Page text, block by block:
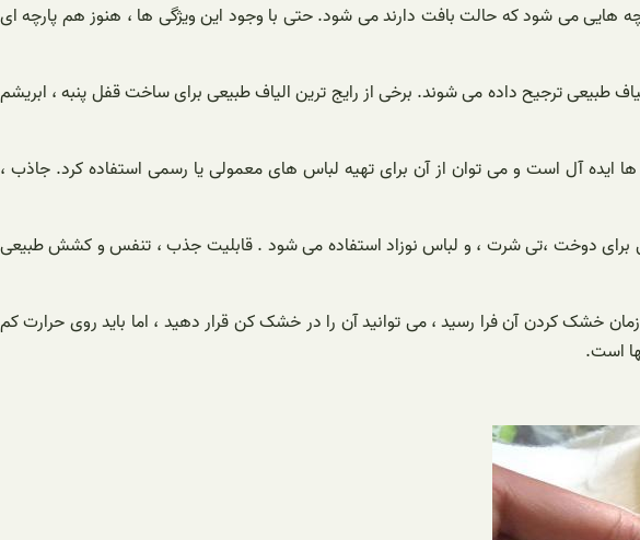
هایی می شود که حالت بافت دارند می شود. حتی با وجود این ویژگی ها ، هنوز هم پارچه ای
طبیعی ترجیح داده می شوند. برخی از رایج ترین الیاف طبیعی برای ساخت قفل پنبه ، ابریشم
ها ایده آل است و می توان از آن برای تهیه لباس های معمولی یا رسمی استفاده کرد. جاذب ،
برای دوخت ،تی شرت ، و لباس نوزاد استفاده می شود . قابلیت جذب ، تنفس و کشش طبیعی
خشک کردن آن فرا رسید ، می توانید آن را در خشک کن قرار دهید ، اما باید روی حرارت کم
است.